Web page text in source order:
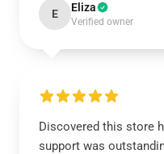
E Eliza
Verified owner
Discovered this store
support was